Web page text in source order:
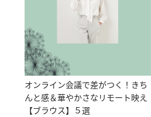
オンライン会議で差がつく！きち
んと感＆華やかさなリモート映え
【ブラウス】５選